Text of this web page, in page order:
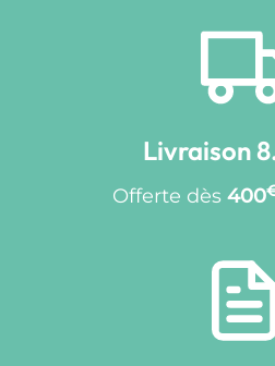
Livraison
Offerte dès 400